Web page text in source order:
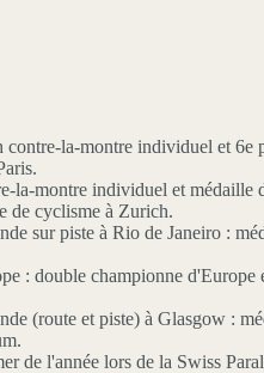
contre-la-montre individuel et 6e
la-montre individuel et médaille
de cyclisme à Zurich.
sur piste à Rio de Janeiro :
: double championne d'Europe
(route et piste) à Glasgow :
de l'année lors de la Swiss